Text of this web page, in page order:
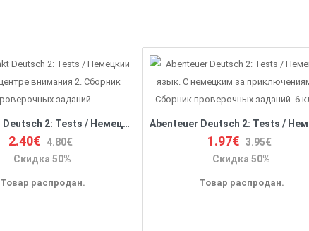
Blickpunkt Deutsch 2: Tests / Немецкий язык. В центре внимания 2. Сборник проверочных заданий
2.40€ 4.80€
Скидка 50%
Товар распродан.
1.97€ 3.95€
Скидка 50%
Товар распродан.